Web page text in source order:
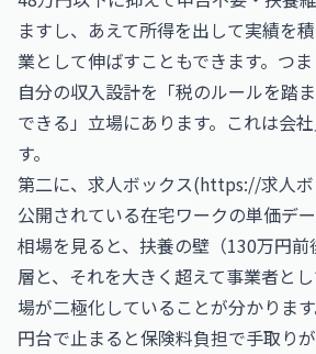
ますし、あえて所得を出して実績を
業として伸ばすこともできます。つま
自分の収入設計を「税のルールを踏
できる」立場にあります。これは会
す。
第二に、求人ボックス(https://求人
公開されている在宅ワークの単価デ
相場を見ると、扶養の壁（130万円前
層と、それを大きく超えて事業者と
場が二極化していることが分かりま
円台で止まると保険料負担で手取り